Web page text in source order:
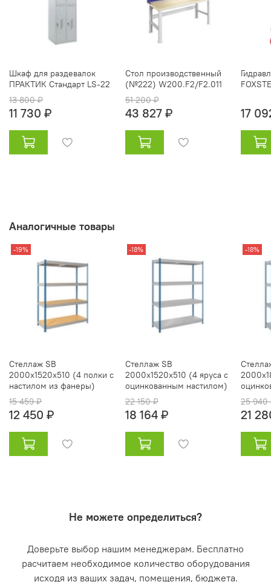
Шкаф для раздевалок
ПРАКТИК Стандарт LS-22
13 800 ₽
11 730 ₽
Стол производственный
(№222) W200.F2/F2.011
51 200 ₽
43 827 ₽ 17
Аналогичные товары
-19%
Стеллаж SB
2000x1520x510 (4 полки с
настилом из фанеры)
15 459 ₽
12 450 ₽
-18%
Стеллаж SB
2000x1520x510 (4 яруса c
оцинкованным настилом)
22 150 ₽
18 164 ₽
-18%
25 940
21
Не можете определиться?
Доверьте выбор нашим менеджерам. Бесплатно
расчитаем необходимое количество оборудования
исходя из ваших задач, помещения, бюджета.